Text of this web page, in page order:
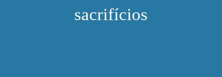
sacrifícios